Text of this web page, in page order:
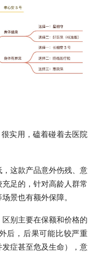
很实用，磕着碰着去医院
这款产品意外伤残、意
足的，针对高龄人群常
景也有额外保障。
别主要在保额和价格的
后，后果可能比较严重
发症甚至危及生命），意